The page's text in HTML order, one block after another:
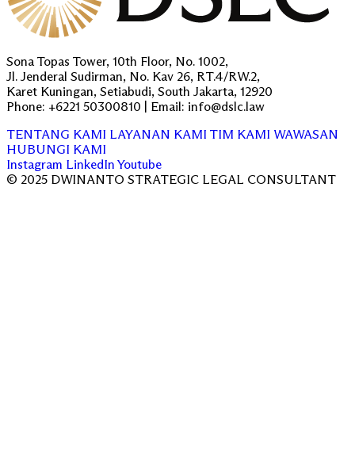
Sona Topas Tower, 10th Floor, No. 1002,
Jl. Jenderal Sudirman, No. Kav 26, RT.4/RW.2,
Karet Kuningan, Setiabudi, South Jakarta, 12920
Phone: +6221 50300810 | Email: info@dslc.law
TENTANG KAMI LAYANAN KAMI TIM KAMI WAWASAN
HUBUNGI KAMI
Instagram LinkedIn Youtube
© 2025 DWINANTO STRATEGIC LEGAL CONSULTANT